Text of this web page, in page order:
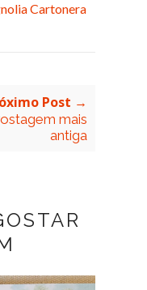
Cartonera
Post →
mais
antiga